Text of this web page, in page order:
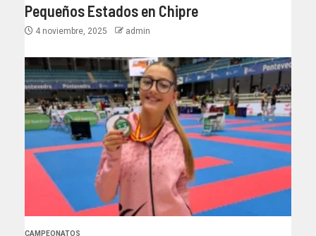
Pequeños Estados en Chipre
4 noviembre, 2025 admin
CAMPEONATOS